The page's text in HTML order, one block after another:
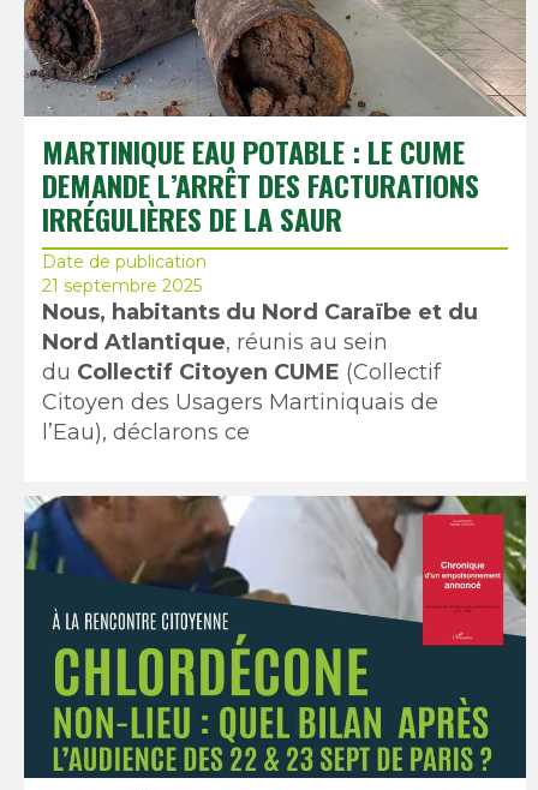
MARTINIQUE EAU POTABLE : LE CUME
DEMANDE L’ARRÊT DES FACTURATIONS
IRRÉGULIÈRES DE LA SAUR
Date de publication
21 septembre 2025
Nous, habitants du Nord Caraïbe et du
Nord Atlantique, réunis au sein
du Collectif Citoyen CUME (Collectif
Citoyen des Usagers Martiniquais de
l’Eau), déclarons ce